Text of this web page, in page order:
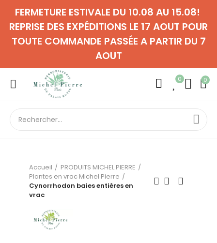
FERMETURE ESTIVALE DU 10.08 AU 15.08!
REPRISE DES EXPÉDITIONS LE 17 AOUT POUR
TOUTE COMMANDE PASSÉE A PARTIR DU 7
AOUT
0 0
Accueil
PRODUITS MICHEL PIERRE
Plantes en vrac Michel Pierre
Cynorrhodon baies entières en
vrac